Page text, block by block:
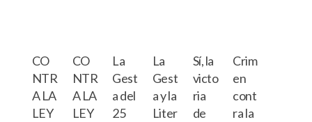
CO
NTR
A LA
LEY
CO
NTR
A LA
LEY
La
Gest
a del
25
La
Gest
a y la
Liter
Sí, la
victo
ria
de
Crim
en
cont
ra la